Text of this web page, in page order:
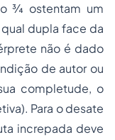
¾ ostentam um
dupla face da
não é dado
de autor ou
completude, o
Para o desate
increpada deve